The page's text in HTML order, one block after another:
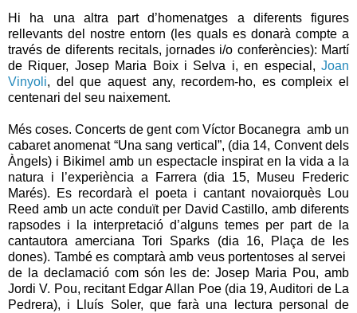
Hi ha una altra part d’homenatges a diferents figures
rellevants del nostre entorn (les quals es donarà compte a
través de diferents recitals, jornades i/o conferències): Martí
de Riquer, Josep Maria Boix i Selva i, en especial, Joan
Vinyoli, del que aquest any, recordem-ho, es compleix el
centenari del seu naixement.
Més coses. Concerts de gent com Víctor Bocanegra amb un
cabaret anomenat “Una sang vertical”, (dia 14, Convent dels
Àngels) i Bikimel amb un espectacle inspirat en la vida a la
natura i l’experiència a Farrera (dia 15, Museu Frederic
Marés). Es recordarà el poeta i cantant novaiorquès Lou
Reed amb un acte conduït per David Castillo, amb diferents
rapsodes i la interpretació d’alguns temes per part de la
cantautora amerciana Tori Sparks (dia 16, Plaça de les
dones). També es comptarà amb veus portentoses al servei
de la declamació com són les de: Josep Maria Pou, amb
Jordi V. Pou, recitant Edgar Allan Poe (dia 19, Auditori de La
Pedrera), i Lluís Soler, que farà una lectura personal de